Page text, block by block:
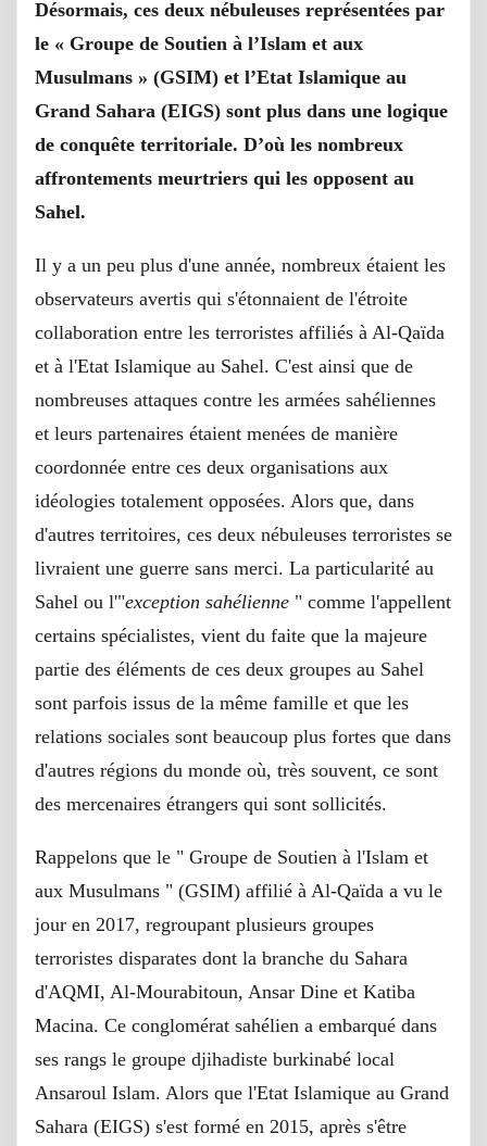
Désormais, ces deux nébuleuses représentées par
le « Groupe de Soutien à l’Islam et aux
Musulmans » (GSIM) et l’Etat Islamique au
Grand Sahara (EIGS) sont plus dans une logique
de conquête territoriale. D’où les nombreux
affrontements meurtriers qui les opposent au
Sahel.
Il y a un peu plus d'une année, nombreux étaient les
observateurs avertis qui s'étonnaient de l'étroite
collaboration entre les terroristes affiliés à Al-Qaïda
et à l'Etat Islamique au Sahel. C'est ainsi que de
nombreuses attaques contre les armées sahéliennes
et leurs partenaires étaient menées de manière
coordonnée entre ces deux organisations aux
idéologies totalement opposées. Alors que, dans
d'autres territoires, ces deux nébuleuses terroristes se
livraient une guerre sans merci. La particularité au
Sahel ou l'"exception sahélienne " comme l'appellent
certains spécialistes, vient du faite que la majeure
partie des éléments de ces deux groupes au Sahel
sont parfois issus de la même famille et que les
relations sociales sont beaucoup plus fortes que dans
d'autres régions du monde où, très souvent, ce sont
des mercenaires étrangers qui sont sollicités.
Rappelons que le " Groupe de Soutien à l'Islam et
aux Musulmans " (GSIM) affilié à Al-Qaïda a vu le
jour en 2017, regroupant plusieurs groupes
terroristes disparates dont la branche du Sahara
d'AQMI, Al-Mourabitoun, Ansar Dine et Katiba
Macina. Ce conglomérat sahélien a embarqué dans
ses rangs le groupe djihadiste burkinabé local
Ansaroul Islam. Alors que l'Etat Islamique au Grand
Sahara (EIGS) s'est formé en 2015, après s'être